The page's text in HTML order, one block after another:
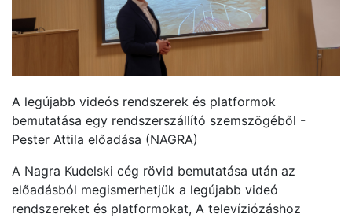
A legújabb videós rendszerek és platformok
bemutatása egy rendszerszállító szemszögéből -
Pester Attila előadása (NAGRA)
A Nagra Kudelski cég rövid bemutatása után az
előadásból megismerhetjük a legújabb videó
rendszereket és platformokat, A televíziózáshoz